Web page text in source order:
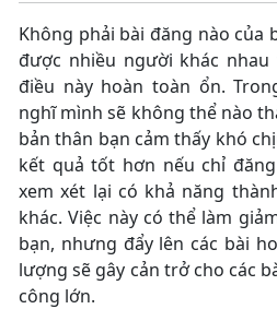
Không phải bài đăng nào của
được nhiều người khác
điều này hoàn toàn ổn.
nghĩ mình sẽ không thể nào
bản thân bạn cảm thấy khó
kết quả tốt hơn nếu chỉ
xem xét lại có khả năng
khác. Việc này có thể làm
bạn, nhưng đẩy lên các bài
lượng sẽ gây cản trở cho các
công lớn.